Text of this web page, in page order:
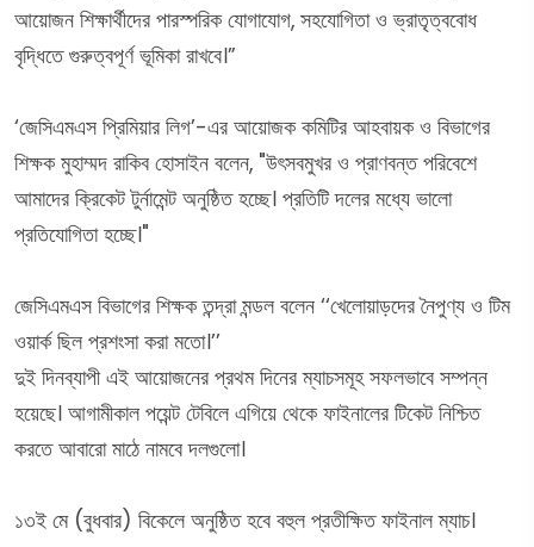
আয়োজন শিক্ষার্থীদের পারস্পরিক যোগাযোগ, সহযোগিতা ও ভ্রাতৃত্ববোধ
বৃদ্ধিতে গুরুত্বপূর্ণ ভূমিকা রাখবে।”
‘জেসিএমএস প্রিমিয়ার লিগ’-এর আয়োজক কমিটির আহবায়ক ও বিভাগের
শিক্ষক মুহাম্মদ রাকিব হোসাইন বলেন, "উৎসবমুখর ও প্রাণবন্ত পরিবেশে
আমাদের ক্রিকেট টুর্নামেন্ট অনুষ্ঠিত হচ্ছে। প্রতিটি দলের মধ্যে ভালো
প্রতিযোগিতা হচ্ছে।"
জেসিএমএস বিভাগের শিক্ষক তন্দ্রা মন্ডল বলেন ‘‘খেলোয়াড়দের নৈপুণ্য ও টিম
ওয়ার্ক ছিল প্রশংসা করা মতো।’’
দুই দিনব্যাপী এই আয়োজনের প্রথম দিনের ম্যাচসমূহ সফলভাবে সম্পন্ন
হয়েছে। আগামীকাল পয়েন্ট টেবিলে এগিয়ে থেকে ফাইনালের টিকেট নিশ্চিত
করতে আবারো মাঠে নামবে দলগুলো।
১৩ই মে (বুধবার) বিকেলে অনুষ্ঠিত হবে বহুল প্রতীক্ষিত ফাইনাল ম্যাচ।